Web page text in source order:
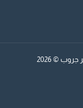
© 2026